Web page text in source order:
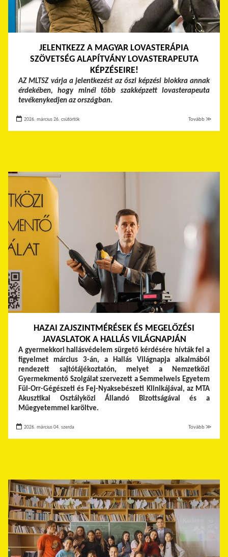
JELENTKEZZ A MAGYAR LOVASTERÁPIA
SZÖVETSÉG ALAPÍTVÁNY LOVASTERAPEUTA
KÉPZÉSEIRE!
AZ MLTSZ várja a jelentkezést az őszi képzési blokkra annak
érdekében, hogy minél több szakképzett lovasterapeuta
tevékenykedjen az országban.
2026. március 26. csütörtök Tovább ≫
HAZAI ZAJSZINTMÉRÉSEK ÉS MEGELŐZÉSI
JAVASLATOK A HALLÁS VILÁGNAPJÁN
A gyermekkori hallásvédelem sürgető kérdésére hívták fel a
figyelmet március 3-án, a Hallás Világnapja alkalmából
rendezett sajtótájékoztatón, melyet a Nemzetközi
Gyermekmentő Szolgálat szervezett a Semmelweis Egyetem
Fül-Orr-Gégészeti és Fej-Nyaksebészeti Klinikájával, az MTA
Akusztikai Osztályközi Állandó Bizottságával és a
Műegyetemmel karöltve.
2026. március 04. szerda Tovább ≫